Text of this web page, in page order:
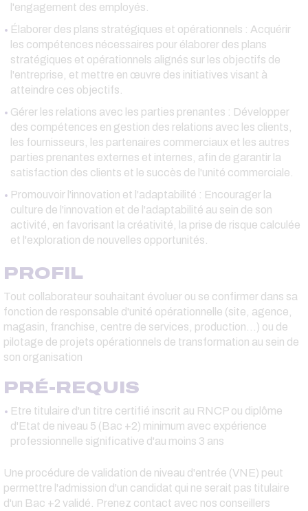
l'engagement des employés.
Élaborer des plans stratégiques et opérationnels : Acquérir
les compétences nécessaires pour élaborer des plans
stratégiques et opérationnels alignés sur les objectifs de
l'entreprise, et mettre en œuvre des initiatives visant à
atteindre ces objectifs.
Gérer les relations avec les parties prenantes : Développer
des compétences en gestion des relations avec les clients,
les fournisseurs, les partenaires commerciaux et les autres
parties prenantes externes et internes, afin de garantir la
satisfaction des clients et le succès de l'unité commerciale.
Promouvoir l'innovation et l'adaptabilité : Encourager la
culture de l'innovation et de l'adaptabilité au sein de son
activité, en favorisant la créativité, la prise de risque calculée
et l'exploration de nouvelles opportunités.
PROFIL
Tout collaborateur souhaitant évoluer ou se confirmer dans sa
fonction de responsable d'unité opérationnelle (site, agence,
magasin, franchise, centre de services, production...) ou de
pilotage de projets opérationnels de transformation au sein de
son organisation
PRÉ-REQUIS
Etre titulaire d'un titre certifié inscrit au RNCP ou diplôme
d'Etat de niveau 5 (Bac +2) minimum avec expérience
professionnelle significative d'au moins 3 ans
Une procédure de validation de niveau d'entrée (VNE) peut
permettre l'admission d'un candidat qui ne serait pas titulaire
d'un Bac +2 validé. Prenez contact avec nos conseillers